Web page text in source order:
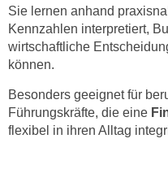
Sie lernen anhand
Kennzahlen interpretiert,
wirtschaftliche
können.
Besonders geeignet für
Führungskräfte, die eine
flexibel in ihren Alltag
z
u
A
n
l
y
i
d
r
C
o